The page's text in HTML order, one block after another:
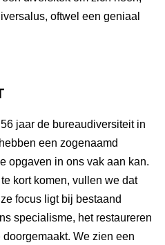
oftwel een geniaal
jaar de bureaudiversiteit in
een zogenaamd
opgaven in ons vak aan kan.
kort komen, vullen we dat
focus ligt bij bestaand
specialisme, het restaureren
We zien een